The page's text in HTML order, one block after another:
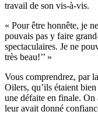
travail de son vis-à-vis.
« Pour être honnête, je
pouvais pas y faire
spectaculaires. Je ne
très beau!’’ »
Vous comprendrez, par
Oilers, qu’ils étaient
une défaite en finale. On
leur avait donné